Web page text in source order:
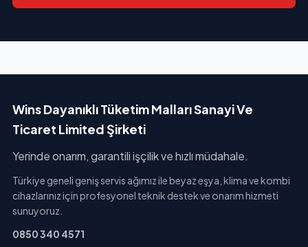
Wins Dayanıklı Tüketim Malları Sanayi Ve
Ticaret Limited Şirketi
Yerinde onarım, garantili işçilik ve hızlı müdahale.
Türkiye geneli geniş servis ağımız ile beyaz eşya, klima ve kombi
cihazlarınız için profesyonel teknik destek ve onarım hizmeti
sunuyoruz.
0850 340 4571